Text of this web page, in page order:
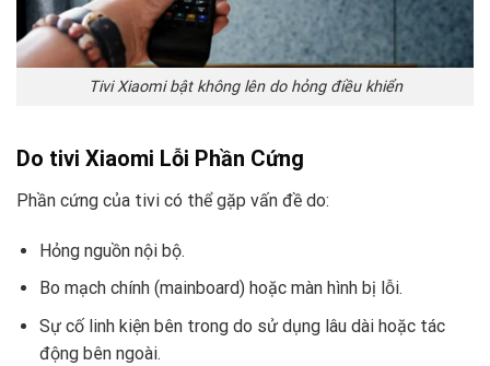
Tivi Xiaomi bật không lên do hỏng điều khiển
Do tivi Xiaomi Lỗi Phần Cứng
Phần cứng của tivi có thể gặp vấn đề do:
Hỏng nguồn nội bộ.
Bo mạch chính (mainboard) hoặc màn hình bị lỗi.
Sự cố linh kiện bên trong do sử dụng lâu dài hoặc tác
động bên ngoài.